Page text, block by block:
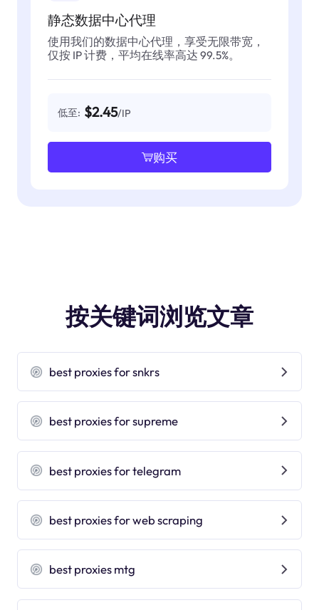
静态数据中心代理
使用我们的数据中心代理，享受无限带宽，
仅按 IP 计费，平均在线率高达 99.5%。
低至: $2.45/IP
购买
按关键词浏览文章
best proxies for snkrs
best proxies for supreme
best proxies for telegram
best proxies for web scraping
best proxies mtg